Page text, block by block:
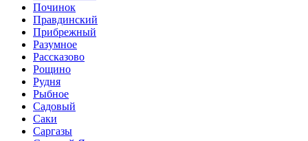
Починок
Правдинский
Прибрежный
Разумное
Рассказово
Рощино
Рудня
Рыбное
Садовый
Саки
Саргазы